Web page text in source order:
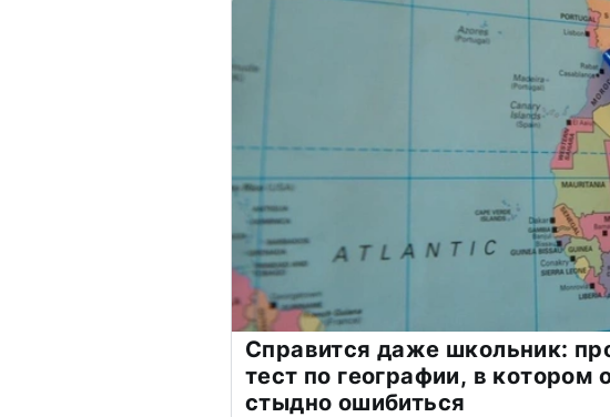
Справится даже школьник:
тест по географии, в котором
стыдно ошибиться